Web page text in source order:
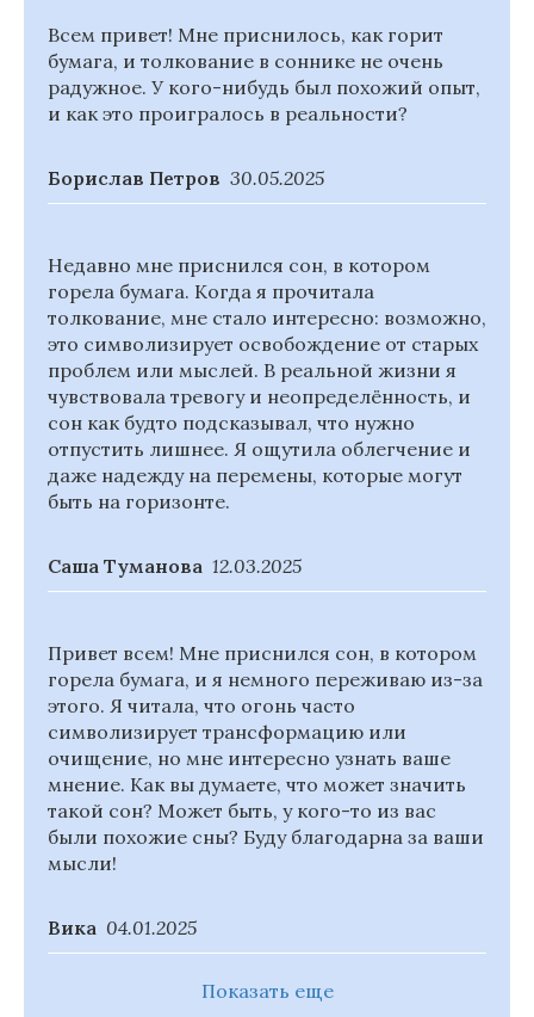
Всем привет! Мне приснилось, как горит
бумага, и толкование в соннике не очень
радужное. У кого-нибудь был похожий опыт,
и как это проигралось в реальности?
Борислав Петров 30.05.2025
Недавно мне приснился сон, в котором
горела бумага. Когда я прочитала
толкование, мне стало интересно: возможно,
это символизирует освобождение от старых
проблем или мыслей. В реальной жизни я
чувствовала тревогу и неопределённость, и
сон как будто подсказывал, что нужно
отпустить лишнее. Я ощутила облегчение и
даже надежду на перемены, которые могут
быть на горизонте.
Саша Туманова 12.03.2025
Привет всем! Мне приснился сон, в котором
горела бумага, и я немного переживаю из-за
этого. Я читала, что огонь часто
символизирует трансформацию или
очищение, но мне интересно узнать ваше
мнение. Как вы думаете, что может значить
такой сон? Может быть, у кого-то из вас
были похожие сны? Буду благодарна за ваши
мысли!
Вика 04.01.2025
Показать еще